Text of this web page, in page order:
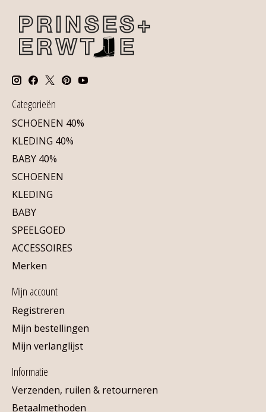
Categorieën
SCHOENEN 40%
KLEDING 40%
BABY 40%
SCHOENEN
KLEDING
BABY
SPEELGOED
ACCESSOIRES
Merken
Mijn account
Registreren
Mijn bestellingen
Mijn verlanglijst
Informatie
Verzenden, ruilen & retourneren
Betaalmethoden